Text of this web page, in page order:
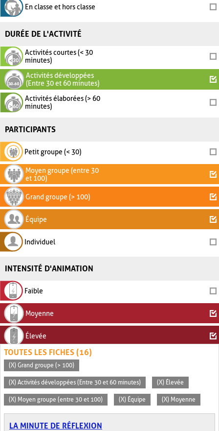
En classe et hors classe
DURÉE DE L'ACTIVITÉ
Activités courtes (< 30
minutes)
Activités développées
(Entre 30 et 60 minutes)
Activités élaborées (> 60
minutes)
PARTICIPANTS
Petit groupe (< 30)
Moyen groupe (entre 30
et 100)
Grand groupe (> 100)
Équipe
Individuel
INTENSITÉ D'ANIMATION
Faible
Moyenne
Élevée
TOUTES LES FICHES (16)
(X) Grand groupe (> 100)
(X) Activités développées (Entre 30 et 60 minutes) (X) Élevée
(X) Moyen groupe (entre 30 et 100) (X) Équipe (X) Moyenne
LA MINUTE DE RÉFLEXION